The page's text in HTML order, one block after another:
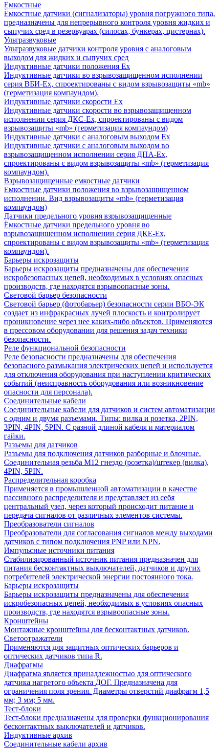
Емкостные
Ёмкостные датчики (сигнализаторы) уровня погружного типа,
предназначены для непрерывного контроля уровня жидких и
сыпучих сред в резервуарах (силосах, бункерах, цистернах).
Ультразвуковые
Ультразвуковые датчики контроля уровня с аналоговым
выходом для жидких и сыпучих сред
Индуктивные датчики положения Ех
Индуктивные датчики во взрывозащищенном исполнении
серия ВБИ-Ех, спроектированы с видом взрывозащиты «mb»
(герметизация компаундом).
Индуктивные датчики скорости Ех
Индуктивные датчики скорости во взрывозащищенном
исполнении серия ДКС-Ех, спроектированы с видом
взрывозащиты «mb» (герметизация компаундом)
Индуктивные датчики с аналоговым выходом Ех
Индуктивные датчики с аналоговым выходом во
взрывозащищенном исполнении серия ДПА-Ех,
спроектированы с видом взрывозащиты «mb» (герметизация
компаундом).
Взрывозащищенные емкостные датчики
Емкостные датчики положения во взрывозащищенном
исполнении. Вид взрывозащиты «mb» (герметизация
компаундом)
Датчики предельного уровня взрывозащищенные
Ёмкостные датчики предельного уровня во
взрывозащищенном исполнении серия ДКЕ-Ех,
спроектированы с видом взрывозащиты «mb» (герметизация
компаундом).
Барьеры искрозащиты
Барьеры искрозащиты предназначены для обеспечения
искробезопасных цепей, необходимых в условиях опасных
производств, где находятся взрывоопасные зоны.
Световой барьер безопасности
Световой барьер (фотобарьер) безопасности серии ВБО-ЭК
создает из инфракрасных лучей плоскость и контролирует
проникновение через нее каких-либо объектов. Применяются
в прессовом оборудовании для решения задач техники
безопасности.
Реле функциональной безопасности
Реле безопасности предназначены для обеспечения
безопасного размыкания электрических цепей и используется
для отключения оборудования при наступлении критических
событий (неисправность оборудования или возникновение
опасности для персонала).
Соединительные кабели
Соединительные кабели для датчиков и систем автоматизации
с одним и двумя разъемами. Типы: вилка и розетка, 2PIN,
3PIN, 4PIN, 5PIN. С разной длиной кабеля и материалом
гайки.
Разъемы для датчиков
Разъемы для подключения датчиков разборные и блочные.
Соединительная резьба М12 гнездо (розетка)/штекер (вилка),
4PIN, 5PIN.
Распределительная коробка
Применяется в промышленной автоматизации в качестве
пассивного распределителя и представляет из себя
центральный узел, через который происходит питание и
передача сигналов от различных элементов системы.
Преобразователи сигналов
Преобразователи для согласования сигналов между выходами
датчиков с типом подключения PNP или NPN.
Импульсные источники питания
Стабилизированный источник питания предназначен для
питания бесконтактных выключателей, датчиков и других
потребителей электрической энергии постоянного тока.
Барьеры искрозащиты
Барьеры искрозащиты предназначены для обеспечения
искробезопасных цепей, необходимых в условиях опасных
производств, где находятся взрывоопасные зоны.
Кронштейны
Монтажные кронштейны для бесконтактных датчиков.
Светоотражатели
Применяются для защитных оптических барьеров и
оптических датчиков типа R.
Диафрагмы
Диафрагма является принадлежностью для оптического
датчика нагретого объекта ДОГ. Предназначена для
ограничения поля зрения. Диаметры отверстий диафрагм 1,5
мм; 3 мм; 5 мм.
Тест-блоки
Тест-блоки предназначены для проверки функционирования
бесконтактных выключателей и датчиков.
Индуктивные архив
Соединительные кабели архив